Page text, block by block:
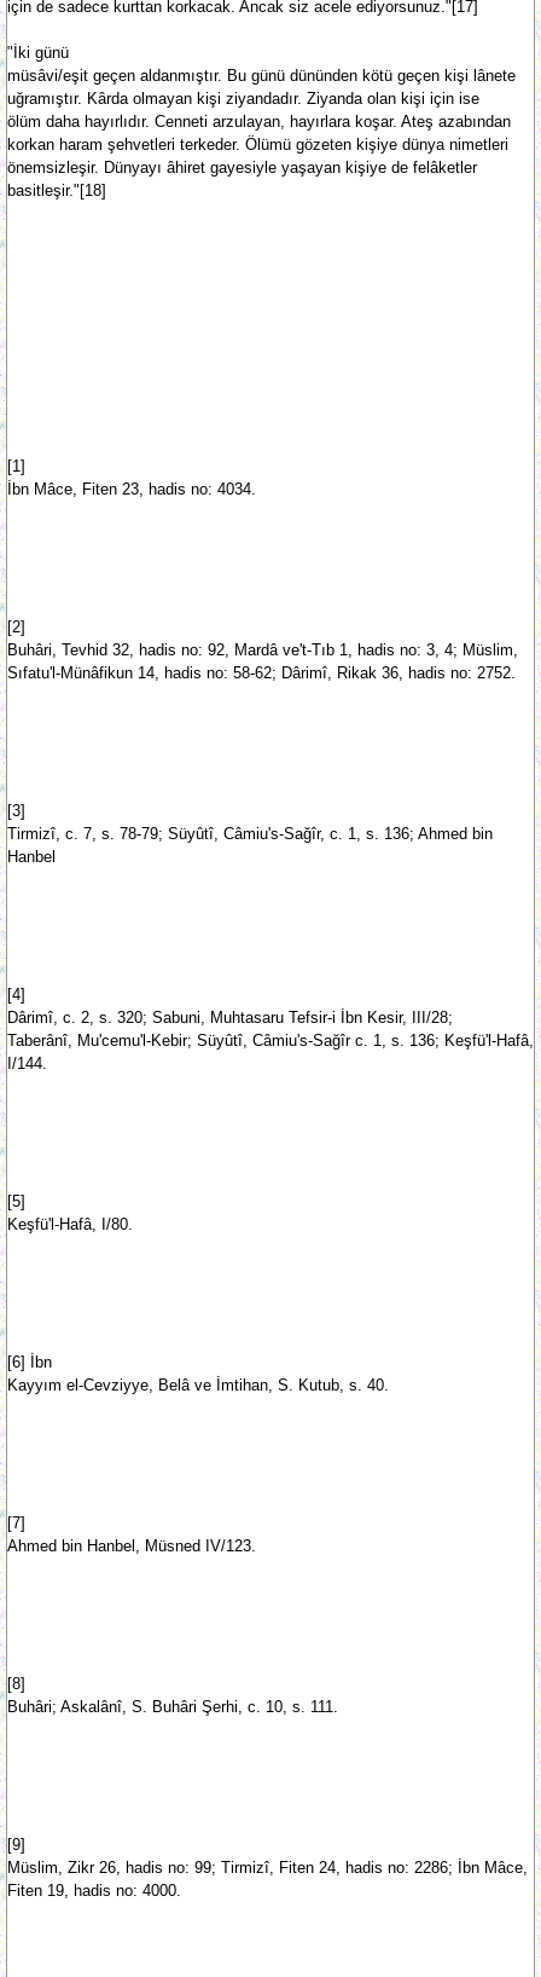
için de sadece kurttan korkacak. Ancak siz acele ediyorsunuz."[17]
"İki günü
müsâvi/eşit geçen aldanmıştır. Bu günü dününden kötü geçen kişi lânete
uğramıştır. Kârda olmayan kişi ziyandadır. Ziyanda olan kişi için ise
ölüm daha hayırlıdır. Cenneti arzulayan, hayırlara koşar. Ateş azabından
korkan haram şehvetleri terkeder. Ölümü gözeten kişiye dünya nimetleri
önemsizleşir. Dünyayı âhiret gayesiyle yaşayan kişiye de felâketler
basitleşir."[18]
[1]
İbn Mâce, Fiten 23, hadis no: 4034.
[2]
Buhâri, Tevhid 32, hadis no: 92, Mardâ ve't-Tıb 1, hadis no: 3, 4; Müslim,
Sıfatu'l-Münâfikun 14, hadis no: 58-62; Dârimî, Rikak 36, hadis no: 2752.
[3]
Tirmizî, c. 7, s. 78-79; Süyûtî, Câmiu's-Sağîr, c. 1, s. 136; Ahmed bin
Hanbel
[4]
Dârimî, c. 2, s. 320; Sabuni, Muhtasaru Tefsir-i İbn Kesir, III/28;
Taberânî, Mu'cemu'l-Kebir; Süyûtî, Câmiu's-Sağîr c. 1, s. 136; Keşfü'l-Hafâ,
I/144.
[5]
Keşfü'l-Hafâ, I/80.
[6] İbn
Kayyım el-Cevziyye, Belâ ve İmtihan, S. Kutub, s. 40.
[7]
Ahmed bin Hanbel, Müsned IV/123.
[8]
Buhâri; Askalânî, S. Buhâri Şerhi, c. 10, s. 111.
[9]
Müslim, Zikr 26, hadis no: 99; Tirmizî, Fiten 24, hadis no: 2286; İbn Mâce,
Fiten 19, hadis no: 4000.